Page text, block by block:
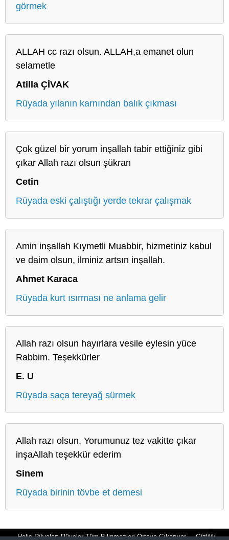
görmek
ALLAH cc razı olsun. ALLAH,a emanet olun
selametle
Atilla ÇİVAK
Rüyada yılanın karnından balık çıkması
Çok güzel bir yorum inşallah tabir ettiğiniz gibi
çıkar Allah razı olsun şükran
Cetin
Rüyada eski çalıştığı yerde tekrar çalışmak
Amin inşallah Kıymetli Muabbir, hizmetiniz kabul
ve daim olsun, ilminiz artsın inşallah.
Ahmet Karaca
Rüyada kurt ısırması ne anlama gelir
Allah razı olsun hayırlara vesile eylesin yüce
Rabbim. Teşekkürler
E. U
Rüyada saça tereyağ sürmek
Allah razı olsun. Yorumunuz tez vakitte çıkar
inşaAllah teşekkür ederim
Sinem
Rüyada birinin tövbe et demesi
Halis Rüyalar: Rüyalar Tüm Bilinmezleri Ortaya Çıkarıyor Gizlilik